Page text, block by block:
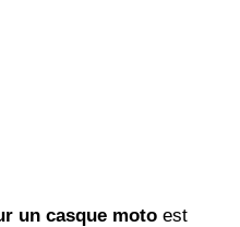
un casque moto est